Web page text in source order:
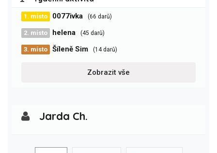
1. místo 0077ivka (66 darů)
2. místo helena (45 darů)
3. místo Šíleně Sim (14 darů)
Zobrazit vše
Jarda Ch.